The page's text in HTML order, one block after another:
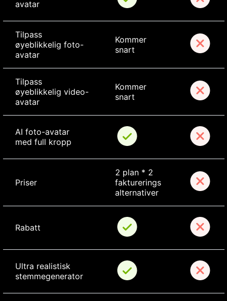
avatar
Tilpass
øyeblikkelig foto-
avatar
Kommer
snart
Tilpass
øyeblikkelig video-
avatar
Kommer
snart
AI foto-avatar
med full kropp
Priser
2 plan * 2
fakturerings
alternativer
Rabatt
Ultra realistisk
stemmegenerator